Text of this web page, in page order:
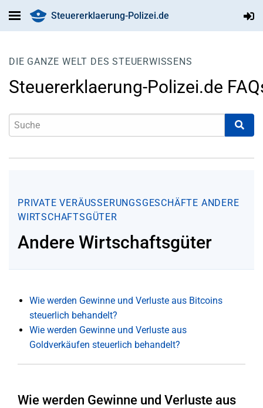
Steuererklaerung-Polizei.de
DIE GANZE WELT DES STEUERWISSENS
Steuererklaerung-Polizei.de
PRIVATE VERÄUSSERUNGSGESCHÄFTE
ANDERE
WIRTSCHAFTSGÜTER
Andere Wirtschaftsgüter
Wie werden Gewinne und Verluste aus Bitcoins
steuerlich behandelt?
Wie werden Gewinne und Verluste aus
Goldverkäufen steuerlich behandelt?
Wie werden Gewinne und Verluste aus